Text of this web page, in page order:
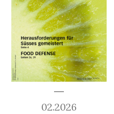
02.2026